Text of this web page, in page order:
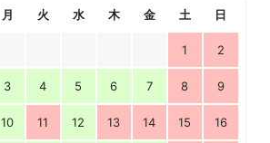
月 火 水 木 金 土 日
1 2
3 4 5 6 7 8 9
10 11 12 13 14 15 16